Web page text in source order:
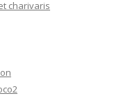
charivaris